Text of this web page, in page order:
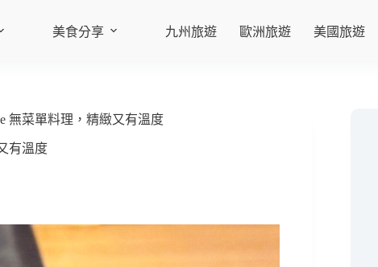
美食分享 九州旅遊 歐洲旅遊 美國旅遊
無菜單料理，精緻又有溫度
有溫度